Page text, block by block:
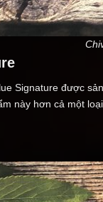
Signature được
này hơn cả một